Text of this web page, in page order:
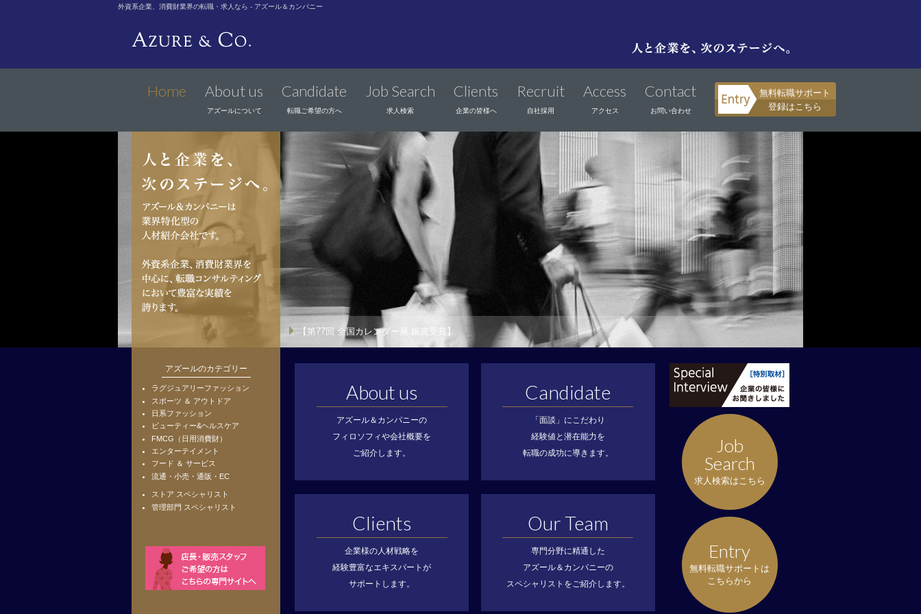
外資系企業、消費財業界の転職・求人なら - アズール＆カンパニー
Home About us
アズールについて
Candidate
転職ご希望の方へ
Job Search
求人検索
Clients
企業の皆様へ
Recruit
自社採用
Access
アクセス
Contact
お問い合わせ
無料転職サポート
登録はこちら
【第77回 全国カレンダー展 銀賞受賞】
アズールのカテゴリー
ラグジュアリーファッション
スポーツ ＆ アウトドア
日系ファッション
ビューティー&ヘルスケア
FMCG（日用消費財）
エンターテイメント
フード ＆ サービス
流通・小売・通販・EC
ストア スペシャリスト
管理部門 スペシャリスト
About us
アズール＆カンパニーの
フィロソフィや会社概要を
ご紹介します。
Candidate
「面談」にこだわり
経験値と潜在能力を
転職の成功に導きます。
Clients
企業様の人材戦略を
経験豊富なエキスパートが
サポートします。
Our Team
専門分野に精通した
アズール＆カンパニーの
スペシャリストをご紹介します。
Job
Search
求人検索はこちら
Entry
無料転職サポートは
こちらから